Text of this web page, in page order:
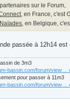
sur le Forum,
, en France, c'est
, en Belgique,
passée à 12h14
de 3m3
bassin.com/forum/view ...
pour passer à 11m3
bassin.com/forum/view ...